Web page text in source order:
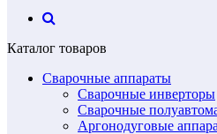
Каталог товаров
Сварочные аппараты
Сварочные инверторы
Сварочные
Аргонодуговые